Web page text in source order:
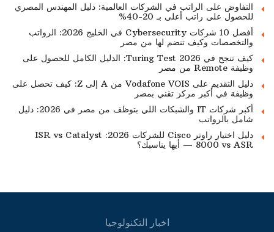
التفاوض على الراتب في الشركات العالمية: دليل المهندس المصري
للحصول على راتب أعلى بـ 20-40%
أفضل 10 شركات Cybersecurity في الخليج 2026: الرواتب
والتخصصات وكيف تنضم لها من مصر
كيف تنجح في Turing Test 2026: الدليل الكامل للحصول على
وظيفة Remote من مصر
دليل التقديم على Vodafone VOIS من A إلى Z: كيف تحصل على
وظيفة في أكبر مركز تقني بمصر
أكبر شركات IT والشبكات اللي بتوظف من مصر في 2026: دليل
شامل بالرواتب
دليل اختيار راوتر Cisco للشركات 2026: ISR vs Catalyst
8000 vs ASR — أيها يناسبك؟
اخبار التكنولوجيا